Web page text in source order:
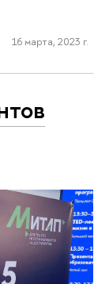
16 марта, 2023 г.